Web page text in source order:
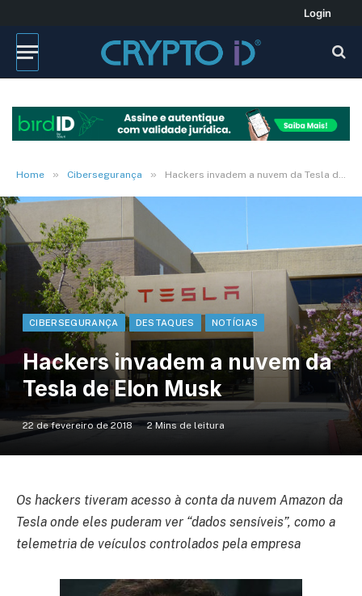
Login
Home » Cibersegurança » Hackers invadem a nuvem da Tesla de Elon Musk
CIBERSEGURANÇA DESTAQUES NOTÍCIAS
Hackers invadem a nuvem da
Tesla de Elon Musk
22 de fevereiro de 2018 2 Mins de leitura
Os hackers tiveram acesso à conta da nuvem Amazon da
Tesla onde eles puderam ver “dados sensíveis”, como a
telemetria de veículos controlados pela empresa